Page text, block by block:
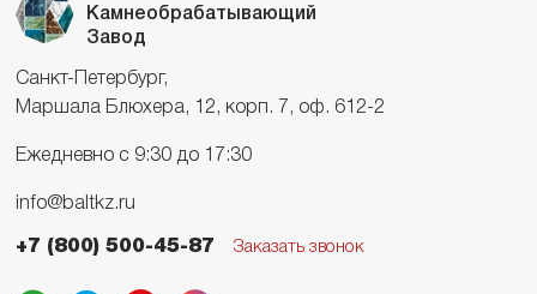
Камнеобрабатывающий
Завод
Санкт-Петербург,
Маршала Блюхера, 12, корп. 7, оф. 612-2
Ежедневно с 9:30 до 17:30
info@baltkz.ru
+7 (800) 500-45-87 Заказать звонок